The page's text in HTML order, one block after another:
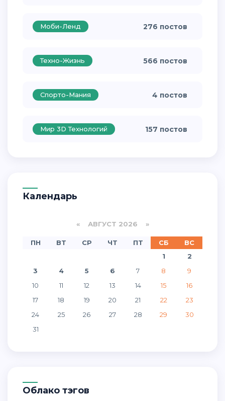
Моби-Ленд 276 постов
Техно-Жизнь 566 постов
Спорто-Мания 4 постов
Мир 3D Технологий 157 постов
Календарь
«АВГУСТ 2026 »
ПН ВТ СР ЧТ ПТ СБ
ВС
1
2
3
4 5 6 7 8
9
10
11 12 13 14 15
16
17
18 19 20 21 22
23
24
25 26 27 28 29
30
31
Облако тэгов